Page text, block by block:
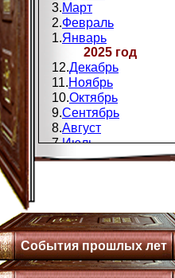
3.Март
2.Февраль
1.Январь
2025 год
12.Декабрь
11.Ноябрь
10.Октябрь
9.Сентябрь
8.Август
7.Июль
6.Июнь
2.Февраль
1.Январь
2024 год
12.Декабрь
События прошлых лет